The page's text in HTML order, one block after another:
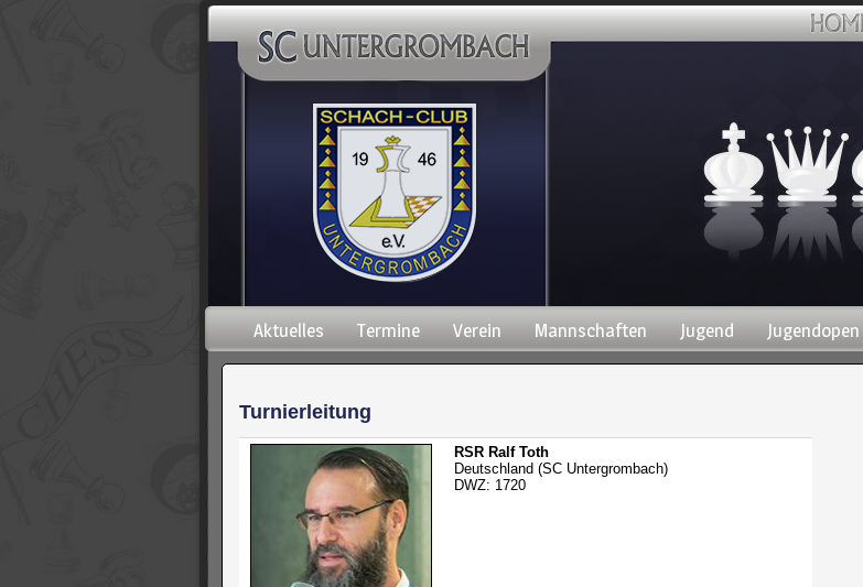
Navigation
überspringen
Aktuelles Termine Verein Mannschaften Jugend Jugendopen
Turnierleitung
RSR Ralf Toth
Deutschland (SC Untergrombach)
DWZ: 1720